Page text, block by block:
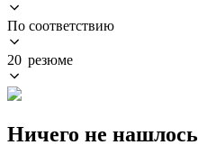
По соответствию
20 резюме
Ничего не нашлось